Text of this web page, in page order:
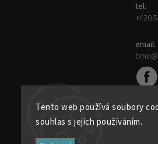
Tento web používá soubory
souhlas s jejich používáním.
tel:
+420
email: